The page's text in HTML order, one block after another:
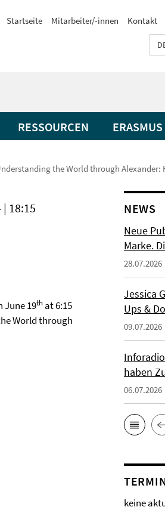
Startseite Mitarbeiter/-innen Kontakt
RESSOURCEN ERASMUS
the World through Alexander:
| 18:15
June 19th at 6:15
World through
NEWS
Neue
Marke.
28.07.2026
Jessica
Ups &
09.07.2026
haben
06.07.2026
keine